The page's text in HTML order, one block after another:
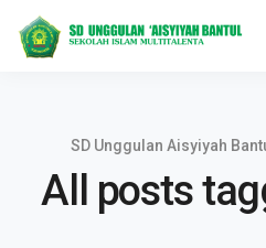
SD Unggulan Aisyiyah
All posts